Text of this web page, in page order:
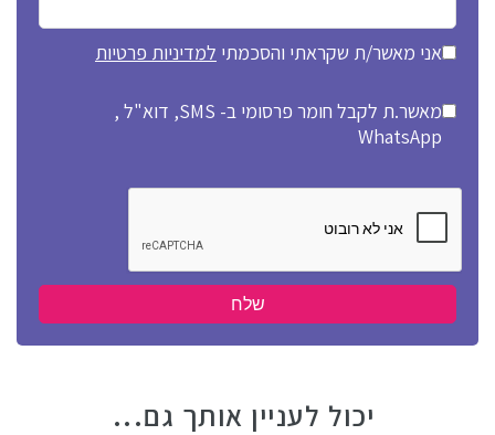
מאשר.ת לקבל חומר פרסומי ב- SMS, דוא"ל ,
WhatsApp
אני מאשר/ת שקראתי והסכמתי למדיניות פרטיות
יכול לעניין אותך גם...